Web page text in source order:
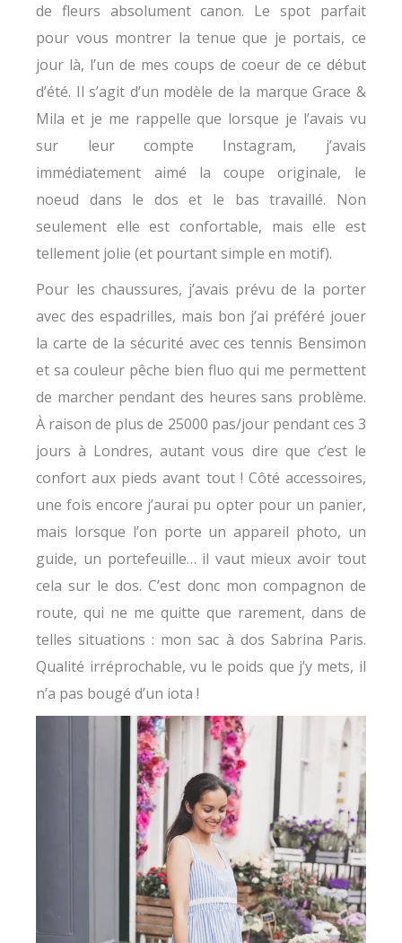
de fleurs absolument canon. Le spot parfait
pour vous montrer la tenue que je portais, ce
jour là, l’un de mes coups de coeur de ce début
d’été. Il s’agit d’un modèle de la marque Grace &
Mila et je me rappelle que lorsque je l’avais vu
sur leur compte Instagram, j’avais
immédiatement aimé la coupe originale, le
noeud dans le dos et le bas travaillé. Non
seulement elle est confortable, mais elle est
tellement jolie (et pourtant simple en motif).
Pour les chaussures, j’avais prévu de la porter
avec des espadrilles, mais bon j’ai préféré jouer
la carte de la sécurité avec ces tennis Bensimon
et sa couleur pêche bien fluo qui me permettent
de marcher pendant des heures sans problème.
À raison de plus de 25000 pas/jour pendant ces 3
jours à Londres, autant vous dire que c’est le
confort aux pieds avant tout ! Côté accessoires,
une fois encore j’aurai pu opter pour un panier,
mais lorsque l’on porte un appareil photo, un
guide, un portefeuille… il vaut mieux avoir tout
cela sur le dos. C’est donc mon compagnon de
route, qui ne me quitte que rarement, dans de
telles situations : mon sac à dos Sabrina Paris.
Qualité irréprochable, vu le poids que j’y mets, il
n’a pas bougé d’un iota !